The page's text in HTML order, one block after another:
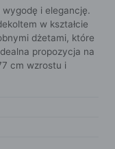
wygodę i elegancję.
w kształcie
dżetami, które
propozycja na
cm wzrostu i